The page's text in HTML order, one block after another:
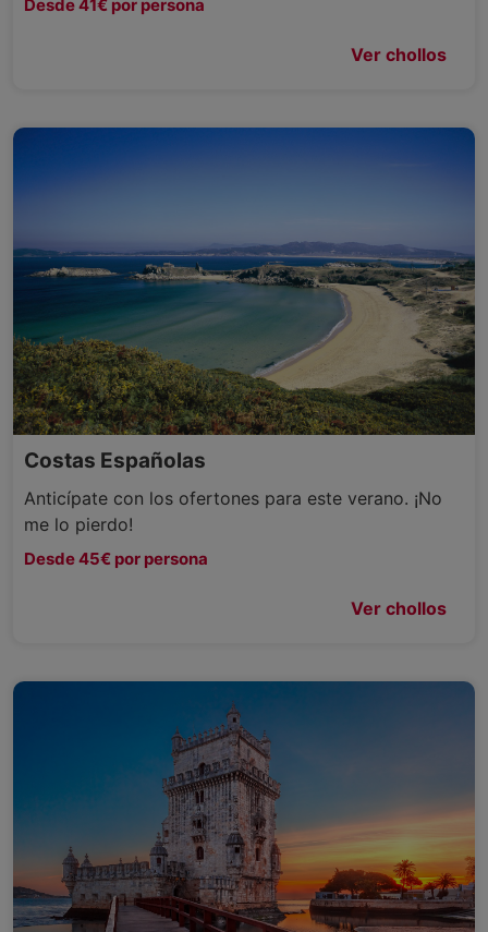
Desde 41€ por persona
Ver chollos
Costas Españolas
Anticípate con los ofertones para este verano. ¡No
me lo pierdo!
Desde 45€ por persona
Ver chollos